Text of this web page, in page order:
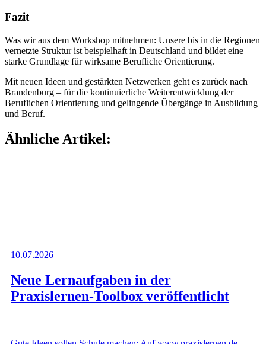
Fazit
Was wir aus dem Workshop mitnehmen: Unsere bis in die Regionen
vernetzte Struktur ist beispielhaft in Deutschland und bildet eine
starke Grundlage für wirksame Berufliche Orientierung.
Mit neuen Ideen und gestärkten Netzwerken geht es zurück nach
Brandenburg – für die kontinuierliche Weiterentwicklung der
Beruflichen Orientierung und gelingende Übergänge in Ausbildung
und Beruf.
Ähnliche Artikel:
10.07.2026
Neue Lernaufgaben in der
Praxislernen-Toolbox veröffentlicht